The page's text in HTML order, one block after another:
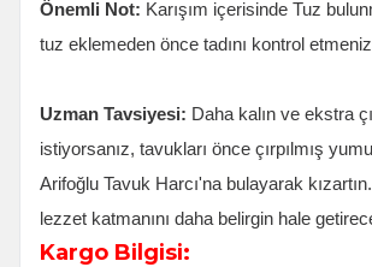
Önemli Not: Karışım içerisinde Tuz
tuz eklemeden önce tadını kontrol
Uzman Tavsiyesi: Daha kalın ve ekstra
istiyorsanız, tavukları önce çırpılmış
Arifoğlu Tavuk Harcı'na bulayarak
lezzet katmanını daha belirgin hale
Kargo Bilgisi: